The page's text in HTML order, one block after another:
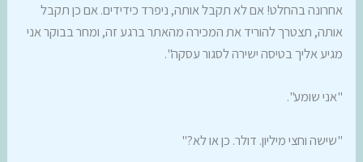
אחרונה בהחלט! אם לא תקבל אותה, ניפרד כידידים. אם כן תקבל
אותה, תצטרך להוריד את המכירה מהאתר ברגע זה, ומחר בבוקר אני
מגיע אליך בטיסה ישירה לסגור עסקה".
"אני שומע".
"שישה וחצי מיליון. דולר. כן או לא?"